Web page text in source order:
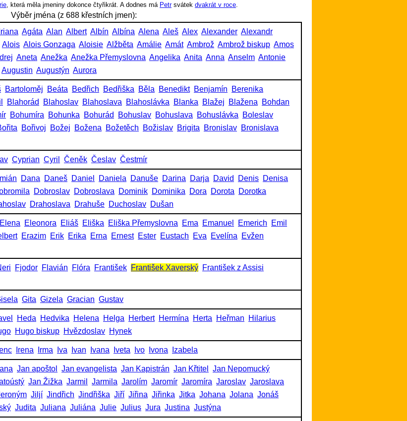
, která měla jmeniny dokonce čtyřikrát. A dodnes má Petrsvátek dvakrát v roce
Výběr jména (z 688 křestních jmen):
Agáta Alan Albert Albín Albína Alena Aleš Alex Alexander Alexandr
Alois Alois Gonzaga Aloisie Alžběta Amálie Amát Ambrož Ambrož biskup Amos
Aneta Anežka Anežka Přemyslovna Angelika Anita Anna Anselm Antonie
Augustin Augustýn Aurora
Bartoloměj Beáta Bedřich Bedřiška Běla Benedikt Benjamín
Berenika
Blahorád Blahoslav Blahoslava Blahoslávka Blanka Blažej Blažena
Bohdan
Bohumíra Bohunka Bohurád Bohuslav Bohuslava Bohuslávka
Boleslav
Bořivoj Božej Božena Božetěch Božislav Brigita Bronislav Bronislava
Cyprian Cyril Čeněk Česlav Čestmír
Dana Daneš Daniel Daniela Danuše Darina Darja David Denis Denisa
Dobroslav Dobroslava Dominik Dominika Dora Dorota
Dorotka
Drahoslava Drahuše Duchoslav Dušan
Elena Eleonora Eliáš Eliška Eliška Přemyslovna Ema Emanuel Emerich
Emil
Erazim Erik Erika Erna Ernest Ester Eustach Eva Evelína
Evžen
Fjodor Flavián Flóra František František Xaverský František z Assisi
Gita Gizela Gracian Gustav
Heda Hedvika Helena Helga Herbert Hermína Herta Heřman
Hilarius
Hugo biskup Hvězdoslav Hynek
Irena Irma Iva Ivan Ivana Iveta Ivo Ivona Izabela
Jan apoštol Jan evangelista Jan Kapistrán Jan Křtitel
Jan Nepomucký
Jan Žižka Jarmil Jarmila Jarolím Jaromír Jaromíra Jaroslav Jaroslava
Jiljí Jindřich Jindřiška Jiří Jiřina Jiřinka Jitka Johana Jolana Jonáš
Judita Juliana Juliána Julie Julius Jura Justina Justýna